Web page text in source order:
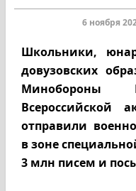
6 ноября
Школьники,
довузовских
Всероссийской
отправили
в зоне
3 млн писем и